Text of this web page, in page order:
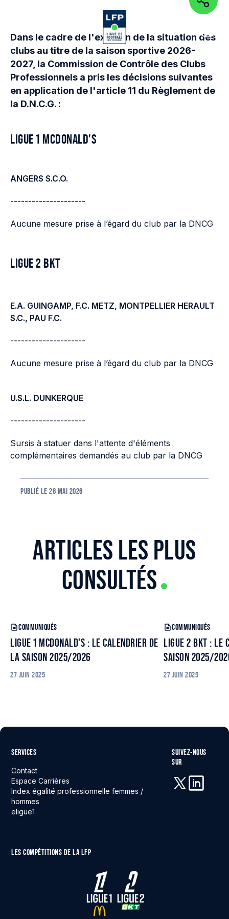
Aller au contenu de la pageAller à la navigation Aller à la
Dans le cadre de l'examen de la situation des
clubs au titre de la saison sportive 2026-
2027, la Commission de Contrôle des Clubs
Professionnels a pris les décisions suivantes
en application de l'article 11 du Règlement de
la D.N.C.G. :
LIGUE 1 MCDONALD'S
ANGERS S.C.O.
---------------------
Aucune mesure prise à l’égard du club par la DNCG
LIGUE 2 BKT
E.A. GUINGAMP, F.C. METZ, MONTPELLIER HERAULT
S.C., PAU F.C.
---------------------
Aucune mesure prise à l’égard du club par la DNCG
U.S.L. DUNKERQUE
---------------------
Sursis à statuer dans l'attente d'éléments
complémentaires demandés au club par la DNCG
PUBLIÉ LE 28 MAI 2026
ARTICLES LES PLUS
CONSULTÉS
COMMUNIQUÉS
LIGUE 1 MCDONALD'S : LE CALENDRIER DE
LA SAISON 2025/2026
27 JUIN 2025
COMMUNIQUÉS
LIGUE 2 BKT : LE
SAISON 2025/
27 JUIN 2025
SERVICES
Contact
Espace Carrières
Index égalité professionnelle femmes /
hommes
eligue1
SUIVEZ-NOUS
SUR
LES COMPÉTITIONS DE LA LFP